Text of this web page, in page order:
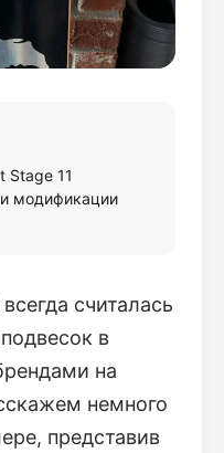
Stage 11
модификации
считалась
в
на
немного
представив